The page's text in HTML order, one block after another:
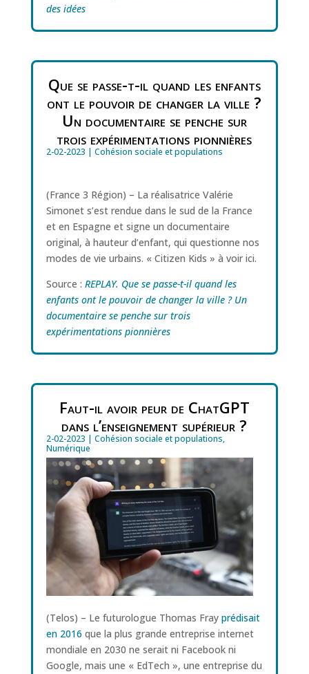
des idées
Que se passe-t-il quand les enfants
ont le pouvoir de changer la ville ?
Un documentaire se penche sur
trois expérimentations pionnières
2-02-2023 | Cohésion sociale et populations
(France 3 Région) – La réalisatrice Valérie
Simonet s’est rendue dans le sud de la France
et en Espagne et signe un documentaire
original, à hauteur d’enfant, qui questionne nos
modes de vie urbains. « Citizen Kids » à voir ici.
Source : REPLAY. Que se passe-t-il quand les
enfants ont le pouvoir de changer la ville ? Un
documentaire se penche sur trois
expérimentations pionnières
Faut-il avoir peur de ChatGPT
dans l’enseignement supérieur ?
2-02-2023 | Cohésion sociale et populations,
Numérique
(Telos) – Le futurologue Thomas Fray prédisait
en 2016 que la plus grande entreprise internet
mondiale en 2030 ne serait ni Facebook ni
Google, mais une « EdTech », une entreprise du